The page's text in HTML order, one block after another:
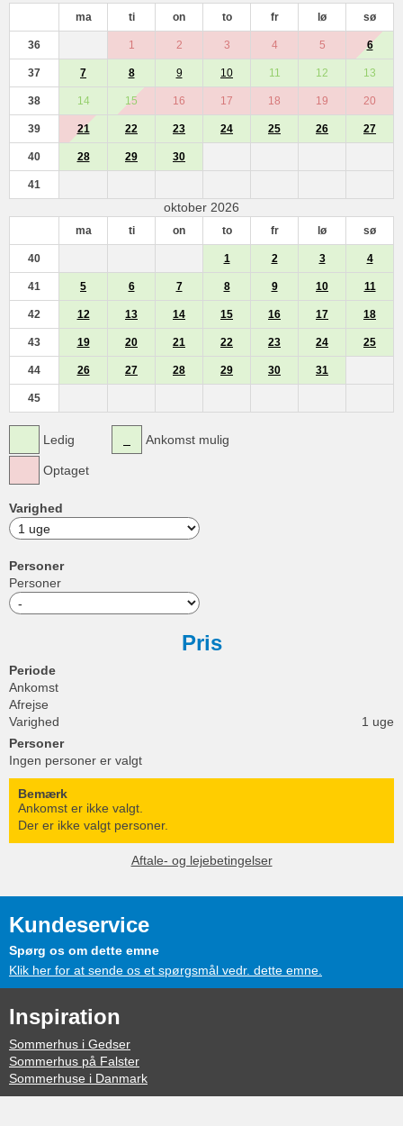
ma ti on to fr lø sø
36 1 2 3 4 5 6
37 7 8 9 10 11 12 13
38 14 15 16 17 18 19 20
39 21 22 23 24 25 26 27
40 28 29 30
41
oktober 2026
ma ti on to fr lø sø
40 1 2 3 4
41 5 6 7 8 9 10 11
42 12 13 14 15 16 17 18
43 19 20 21 22 23 24 25
44 26 27 28 29 30 31
45
Ledig
Optaget
Ankomst mulig
Varighed
Personer
Personer
Pris
Periode
Ankomst
Afrejse
Varighed
1 uge
Personer
Ingen personer er valgt
Bemærk
Ankomst er ikke valgt.
Der er ikke valgt personer.
Aftale- og lejebetingelser
Kundeservice
Spørg os om dette emne
Klik her for at sende os et spørgsmål vedr. dette emne.
Inspiration
Sommerhus i Gedser
Sommerhus på Falster
Sommerhuse i Danmark